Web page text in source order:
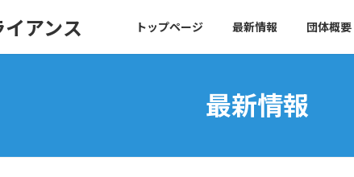
アンス トップページ 最新情報 団体概要
最新情報